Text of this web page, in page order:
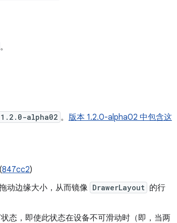
。
alpha02 。 版本 1.2.0-alpha02 中包含这
847cc2)
动边缘大小，从而镜像 DrawerLayout 的行
态，即使此状态在设备不可滑动时（即，当两